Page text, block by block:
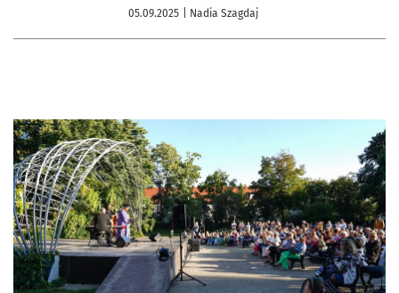
05.09.2025 | Nadia Szagdaj